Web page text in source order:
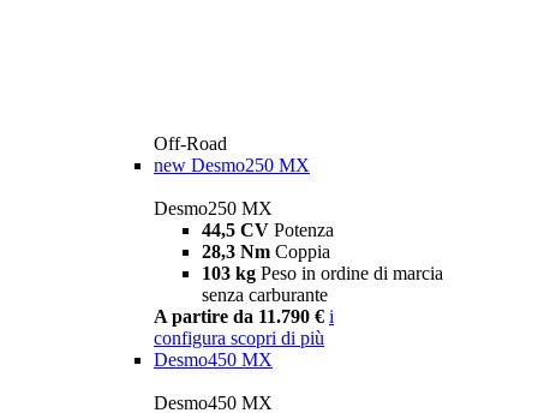
Off-Road
new Desmo250 MX
Desmo250 MX
44,5 CV Potenza
28,3 Nm Coppia
103 kg Peso in ordine di marcia
senza carburante
A partire da 11.790 € i
configura scopri di più
Desmo450 MX
Desmo450 MX